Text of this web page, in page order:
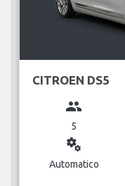
CITROEN DS5
group
5
miscellaneous_services
Automatico